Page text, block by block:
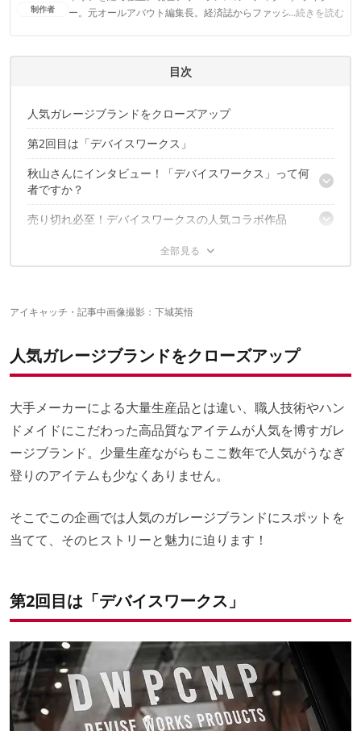
制作者
ー。元オールアバウト編集長。経済誌からファッション誌ま
...続きを読む
目次
人気ガレージブランドをクローズアップ
第2回目は「デバイスワークス」
秋山さんにインタビュー！「デバイスワークス」って何
者ですか？
ブランド立ち上げのきっかけは？
デバイスワークスのデザインワーク
売り切れ必至！デバイスワークスの人気コラボ作品
“最上級のカーミットチェア”をコンセプトにした
構想1年かけた“ヤバい”焚き火ギア
設計とデザインを手掛けたメタル製のハーフラック
まだある！リリースを控えている別注コラボネタ
デバイスワークスの勢いは留まることを知らない
デバイスワークス ブランド情報
アイキャッチ・記事中画像撮影：下城英悟
人気ガレージブランドをクローズアップ
大手メーカーによる大量生産品とは違い、職人技術やハン
ドメイドにこだわった高品質なアイテムが人気を博すガレ
ージブランド。少量生産ながらもここ数年で人気がうなぎ
登りのアイテムも少なくありません。
そこでこの企画では人気のガレージブランドにスポットを
当てて、そのヒストリーと魅力に迫ります！
第2回目は「デバイスワークス」